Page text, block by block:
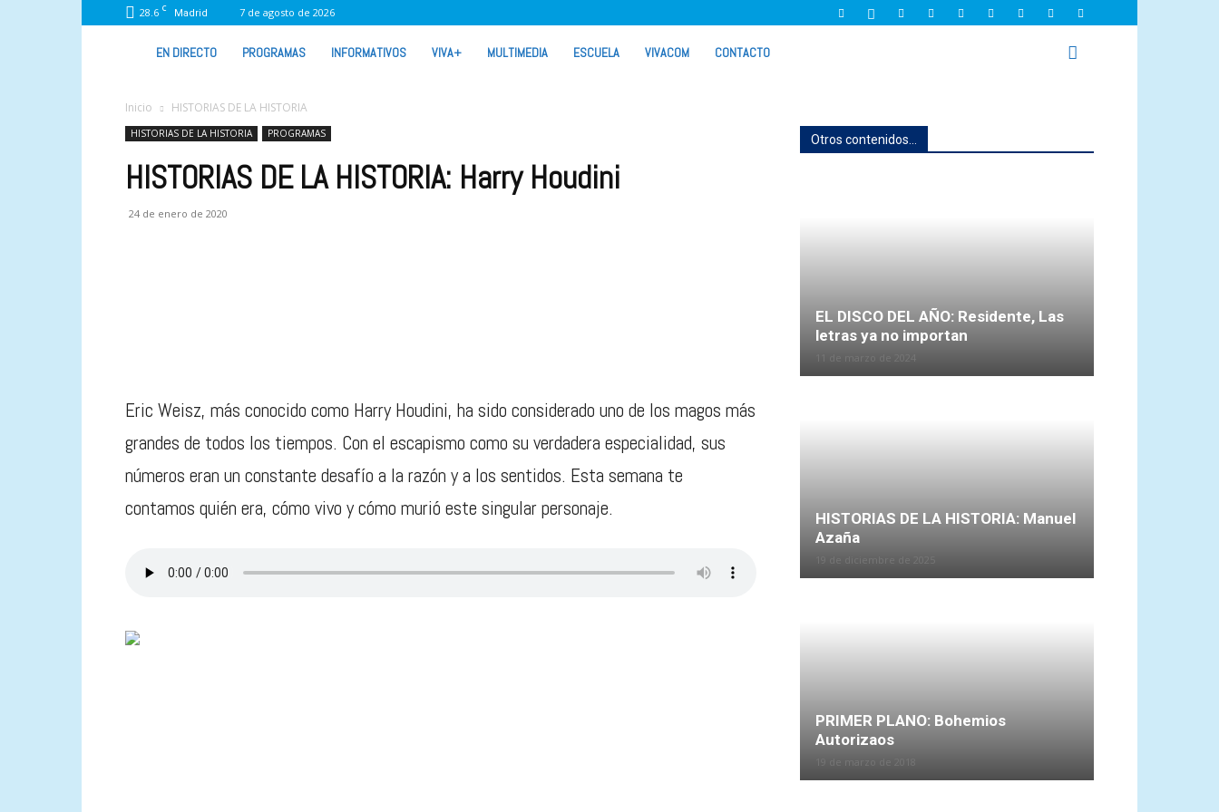
28.6 C Madrid 7 de agosto de 2026
VIVA
RADIO
EN DIRECTO PROGRAMAS INFORMATIVOS VIVA+ MULTIMEDIA ESCUELA VIVACOM CONTACTO
Inicio HISTORIAS DE LA HISTORIA
HISTORIAS DE LA HISTORIA PROGRAMAS
HISTORIAS DE LA HISTORIA: Harry Houdini
24 de enero de 2020
Eric Weisz, más conocido como Harry Houdini, ha sido considerado uno de los magos más
grandes de todos los tiempos. Con el escapismo como su verdadera especialidad, sus
números eran un constante desafío a la razón y a los sentidos. Esta semana te
contamos quién era, cómo vivo y cómo murió este singular personaje.
Otros contenidos...
EL DISCO DEL AÑO: Residente, Las
letras ya no importan
HISTORIAS DE LA HISTORIA: Manuel
Azaña
PRIMER PLANO: Bohemios
Autorizaos